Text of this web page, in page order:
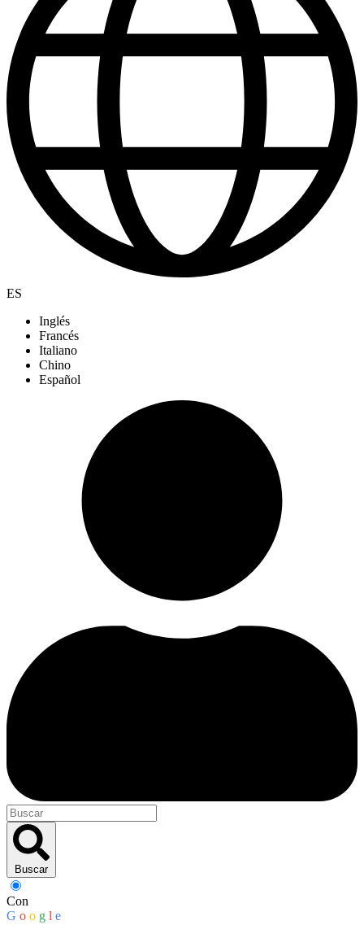
ES
Inglés
Francés
Italiano
Chino
Español
Buscar
Con
G o o g l e